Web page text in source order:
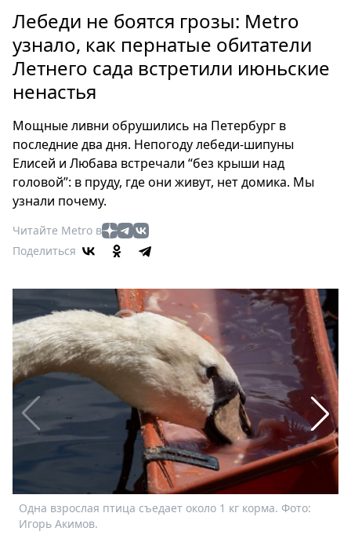
Россия
Мир
Здоровье
Еда
Мода
Театр
Кино
Афиша
Книги
Выставки
Пресс-
релизы
О
Metro
Стримы
Спецпроекты
Звезды
Выборы
2026
Скачай
Лебеди не боятся грозы: Metro
узнало, как пернатые обитатели
Летнего сада встретили июньские
ненастья
Мощные ливни обрушились на Петербург в
последние два дня. Непогоду лебеди-шипуны
Елисей и Любава встречали “без крыши над
головой”: в пруду, где они живут, нет домика. Мы
узнали почему.
Читайте Metro в
Поделиться
Одна взрослая птица съедает около 1 кг корма. Фото:
Игорь Акимов.